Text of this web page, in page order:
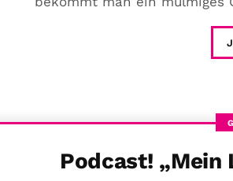
Podcast! „Mein